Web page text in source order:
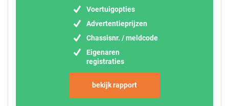
Voertuigopties
Advertentieprijzen
Chassisnr. / meldcode
Eigenaren
registraties
bekijk rapport